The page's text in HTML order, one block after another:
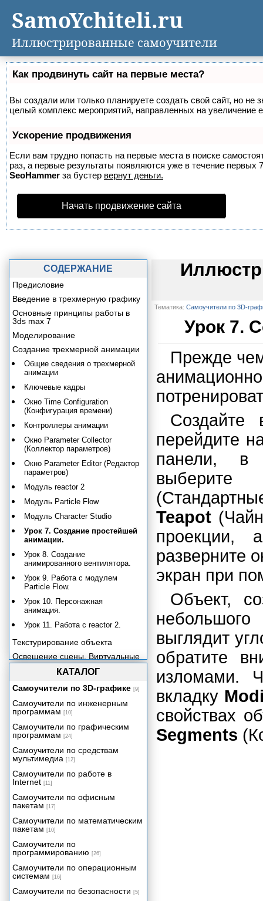
Как продвинуть сайт на первые места?
Вы создали или только планируете создать свой сайт, но не
целый комплекс мероприятий, направленных на увеличение
Ускорение продвижения
Если вам трудно попасть на первые места в поиске
раз, а первые результаты появляются уже в течение первых
SeoHammer за бустер вернут деньги.
Начать продвижение сайта
Тематика: Самоучители по 3D-
Урок 7.
Прежде
Создайте
перейдите
панели, в
Teapot
проекции,
разверните
экран при
Объект,
выглядит
обратите
изломами.
вкладку
свойствах
Segments
СОДЕРЖАНИЕ
Предисловие
Введение в трехмерную графику
Основные принципы работы в
3ds max 7
Моделирование
Создание трехмерной анимации
Общие сведения о трехмерной
анимации
Ключевые кадры
Окно Time Configuration
(Конфигурация времени)
Контроллеры анимации
Окно Parameter Collector
(Коллектор параметров)
Окно Parameter Editor (Редактор
параметров)
Модуль reactor 2
Модуль Particle Flow
Модуль Character Studio
Урок 7. Создание простейшей
анимации.
Урок 8. Создание
анимированного вентилятора.
Урок 9. Работа с модулем
Particle Flow.
Урок 10. Персонажная
анимация.
Урок 11. Работа с reactor 2.
Текстурирование объекта
Освещение сцены. Виртуальные
камеры.
Заключение
Приложение
КАТАЛОГ
Самоучители по 3D-графике [9]
Самоучители по инженерным
программам [10]
Самоучители по графическим
программам [24]
Самоучители по средствам
мультимедиа [12]
Самоучители по работе в
Internet [11]
Самоучители по офисным
пакетам [17]
Самоучители по математическим
пакетам [10]
Самоучители по
программированию [26]
Самоучители по операционным
системам [16]
Самоучители по безопасности [5]
SamoYchiteli.ru
Иллюстрированные самоучители